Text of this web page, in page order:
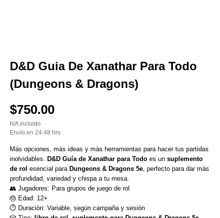
D&D Guia De Xanathar Para Todo
(Dungeons & Dragons)
$750.00
IVA incluido
Envío en 24-48 hrs
Más opciones, más ideas y más herramientas para hacer tus partidas
inolvidables. D&D Guía de Xanathar para Todo es un suplemento
de rol esencial para Dungeons & Dragons 5e, perfecto para dar más
profundidad, variedad y chispa a tu mesa.
👥 Jugadores: Para grupos de juego de rol
🎂 Edad: 12+
⏱ Duración: Variable, según campaña y sesión